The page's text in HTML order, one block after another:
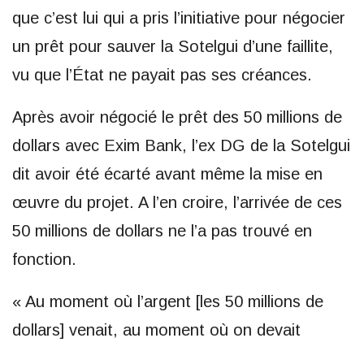
que c’est lui qui a pris l’initiative pour négocier
un prêt pour sauver la Sotelgui d’une faillite,
vu que l’État ne payait pas ses créances.
Après avoir négocié le prêt des 50 millions de
dollars avec Exim Bank, l’ex DG de la Sotelgui
dit avoir été écarté avant même la mise en
œuvre du projet. A l’en croire, l’arrivée de ces
50 millions de dollars ne l’a pas trouvé en
fonction.
« Au moment où l’argent [les 50 millions de
dollars] venait, au moment où on devait